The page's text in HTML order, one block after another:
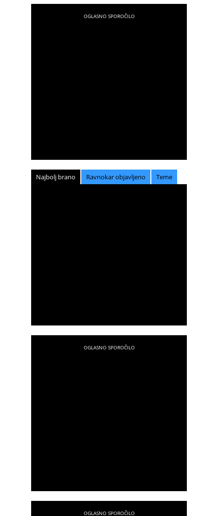
Najbolj brano Ravnokar objavljeno Teme